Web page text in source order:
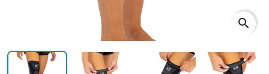
search